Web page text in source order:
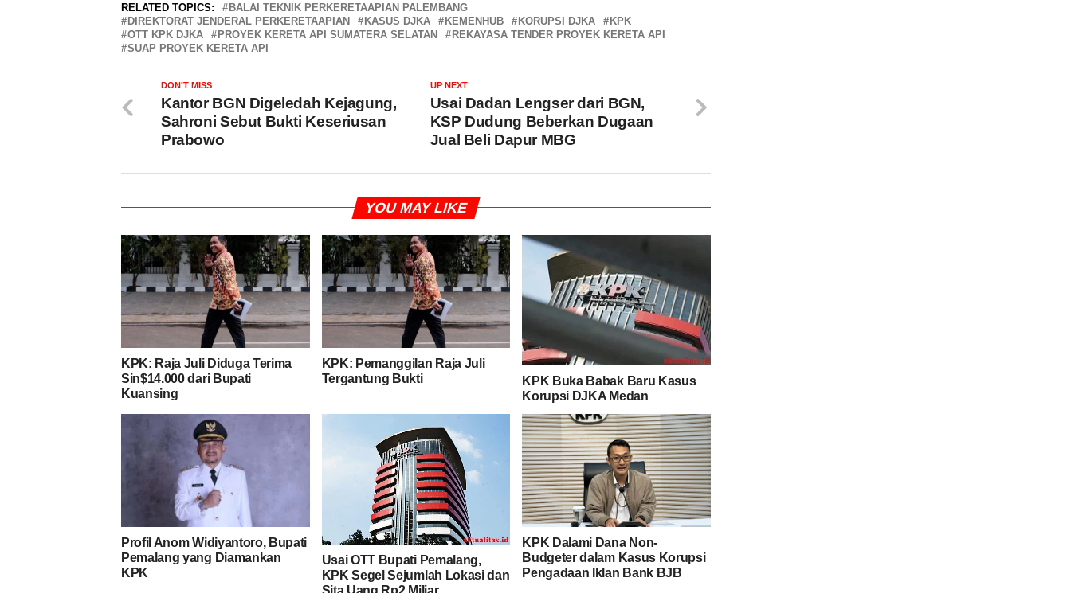
RELATED TOPICS:
BALAI TEKNIK PERKERETAAPIAN PALEMBANG
DIREKTORAT JENDERAL PERKERETAAPIAN
KASUS DJKA KEMENHUB KORUPSI DJKA
KPK
OTT KPK DJKA
PROYEK KERETA API SUMATERA SELATAN
REKAYASA TENDER PROYEK KERETA API
SUAP PROYEK KERETA API
UP NEXT
Usai Dadan Lengser dari BGN,
KSP Dudung Beberkan Dugaan
Jual Beli Dapur MBG
DON'T MISS
Kantor BGN Digeledah Kejagung,
Sahroni Sebut Bukti Keseriusan
Prabowo
YOU MAY LIKE
KPK: Raja Juli Diduga Terima
Sin$14.000 dari Bupati
Kuansing
KPK: Pemanggilan Raja Juli
Tergantung Bukti
KPK Buka Babak Baru Kasus
Korupsi DJKA Medan
Profil Anom Widiyantoro, Bupati
Pemalang yang Diamankan
KPK
Usai OTT Bupati Pemalang,
KPK Segel Sejumlah Lokasi dan
Sita Uang Rp2 Miliar
KPK Dalami Dana Non-
Budgeter dalam Kasus Korupsi
Pengadaan Iklan Bank BJB